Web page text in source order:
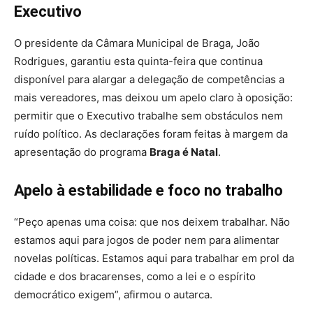
Executivo
O presidente da Câmara Municipal de Braga, João
Rodrigues, garantiu esta quinta-feira que continua
disponível para alargar a delegação de competências a
mais vereadores, mas deixou um apelo claro à oposição:
permitir que o Executivo trabalhe sem obstáculos nem
ruído político. As declarações foram feitas à margem da
apresentação do programa Braga é Natal.
Apelo à estabilidade e foco no trabalho
“Peço apenas uma coisa: que nos deixem trabalhar. Não
estamos aqui para jogos de poder nem para alimentar
novelas políticas. Estamos aqui para trabalhar em prol da
cidade e dos bracarenses, como a lei e o espírito
democrático exigem”, afirmou o autarca.